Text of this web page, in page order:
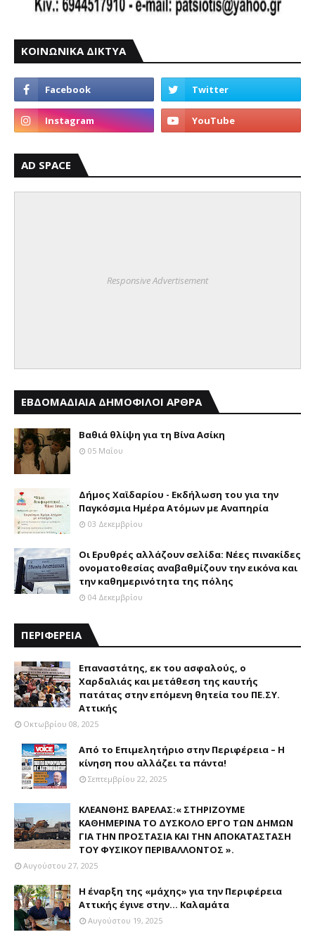
ΚΟΙΝΩΝΙΚΑ ΔΙΚΤΥΑ
AD SPACE
Responsive Advertisement
ΕΒΔΟΜΑΔΙΑΙΑ ΔΗΜΟΦΙΛΟΙ ΑΡΘΡΑ
Βαθιά θλίψη για τη Βίνα Ασίκη
05 Μαΐου
Δήμος Χαϊδαρίου - Εκδήλωση του για την
Παγκόσμια Ημέρα Ατόμων με Αναπηρία
03 Δεκεμβρίου
Οι Ερυθρές αλλάζουν σελίδα: Νέες πινακίδες
ονοματοθεσίας αναβαθμίζουν την εικόνα και
την καθημερινότητα της πόλης
04 Δεκεμβρίου
ΠΕΡΙΦΕΡΕΙΑ
Επαναστάτης, εκ του ασφαλούς, ο
Χαρδαλιάς και μετάθεση της καυτής
πατάτας στην επόμενη θητεία του ΠΕ.ΣΥ.
Αττικής
Οκτωβρίου 08, 2025
Από το Επιμελητήριο στην Περιφέρεια – Η
κίνηση που αλλάζει τα πάντα!
Σεπτεμβρίου 22, 2025
ΚΛΕΑΝΘΗΣ ΒΑΡΕΛΑΣ:« ΣΤΗΡΙΖΟΥΜΕ
ΚΑΘΗΜΕΡΙΝΑ ΤΟ ΔΥΣΚΟΛΟ ΕΡΓΟ ΤΩΝ ΔΗΜΩΝ
ΓΙΑ ΤΗΝ ΠΡΟΣΤΑΣΙΑ ΚΑΙ ΤΗΝ ΑΠΟΚΑΤΑΣΤΑΣΗ
ΤΟΥ ΦΥΣΙΚΟΥ ΠΕΡΙΒΑΛΛΟΝΤΟΣ ».
Αυγούστου 27, 2025
Η έναρξη της «μάχης» για την Περιφέρεια
Αττικής έγινε στην... Καλαμάτα
Αυγούστου 19, 2025